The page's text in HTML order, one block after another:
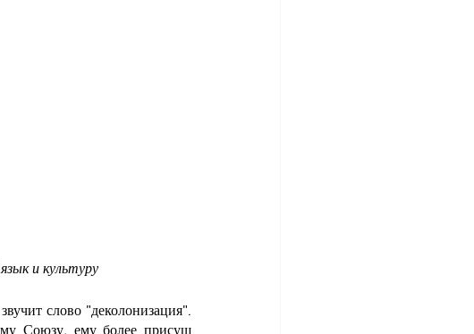
и культуру
слово "деколонизация".
Союзу, ему более присущ